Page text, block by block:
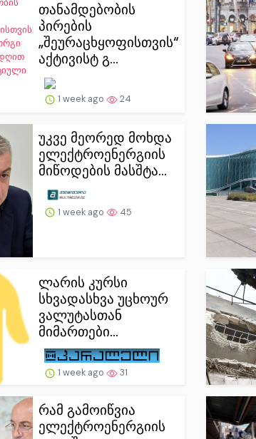
თანამდებობის
პირების
„შეურაცხყოფისთვის“
აქტივისტ გ...
1 week ago 24
უკვე მეორედ მოხდა
ელექტროენერგიის
მიწოდების მასშტა...
1 week ago 45
ლარის კურსი
სხვადასხვა უცხოურ
ვალუტასთან
მიმართები...
1 week ago 31
რამ გამოიწვია
ელექტროენერგიის